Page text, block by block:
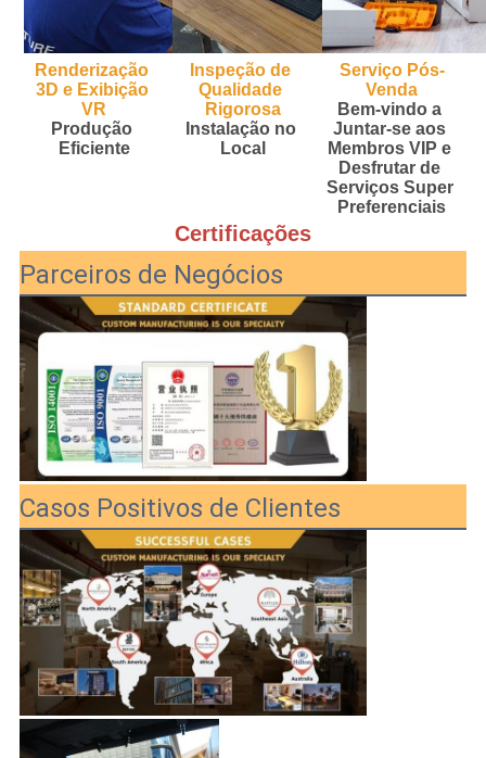
Renderização
3D e Exibição
VR
Produção
Eficiente
Inspeção de
Qualidade
Rigorosa
Instalação no
Local
Serviço Pós-
Venda
Bem-vindo a
Juntar-se aos
Membros VIP e
Desfrutar de
Serviços Super
Preferenciais
Certificações
Parceiros de Negócios
Casos Positivos de Clientes